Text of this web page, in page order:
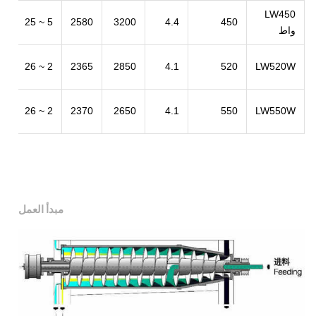
LW450
واط
450
4.4
3200
2580
5 ~ 25
LW520W
520
4.1
2850
2365
2 ~ 26
LW550W
550
4.1
2650
2370
2 ~ 26
مبدأ العمل